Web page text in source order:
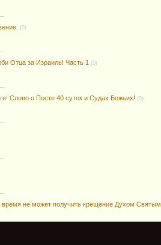
(0)
Отца за Израиль! Часть 1 (0)
Слово о Посте 40 суток и Судах Божьих! (0)
время не может получить крещение Духом Святым